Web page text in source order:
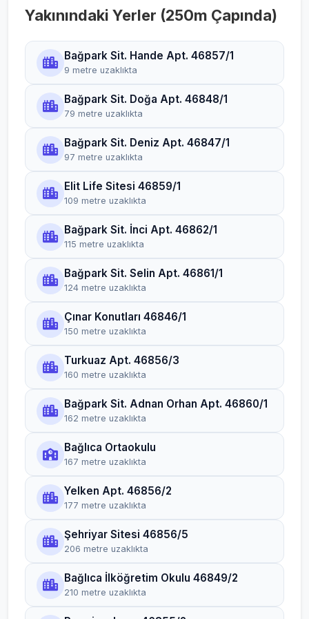
Yakınındaki Yerler (250m Çapında)
Bağpark Sit. Hande Apt. 46857/1
9 metre uzaklıkta
Bağpark Sit. Doğa Apt. 46848/1
79 metre uzaklıkta
Bağpark Sit. Deniz Apt. 46847/1
97 metre uzaklıkta
Elit Life Sitesi 46859/1
109 metre uzaklıkta
Bağpark Sit. İnci Apt. 46862/1
115 metre uzaklıkta
Bağpark Sit. Selin Apt. 46861/1
124 metre uzaklıkta
Çınar Konutları 46846/1
150 metre uzaklıkta
Turkuaz Apt. 46856/3
160 metre uzaklıkta
Bağpark Sit. Adnan Orhan Apt. 46860/1
162 metre uzaklıkta
Bağlıca Ortaokulu
167 metre uzaklıkta
Yelken Apt. 46856/2
177 metre uzaklıkta
Şehriyar Sitesi 46856/5
206 metre uzaklıkta
Bağlıca İlköğretim Okulu 46849/2
210 metre uzaklıkta